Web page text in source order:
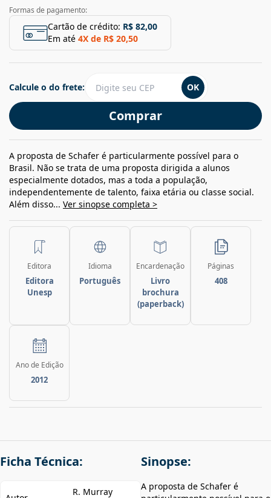
Formas de pagamento:
Cartão de crédito: R$ 82,00
Em até 4X de R$ 20,50
Comprar
Calcule o do frete: OK
A proposta de Schafer é particularmente possível para o
Brasil. Não se trata de uma proposta dirigida a alunos
especialmente dotados, mas a toda a população,
independentemente de talento, faixa etária ou classe social.
Além disso... Ver sinopse completa >
Editora
Editora
Unesp
Idioma
Português
Encardenação
Livro
brochura
(paperback)
Páginas
408
Ano de Edição
2012
Ficha Técnica:
R. Murray
Sinopse:
A proposta de Schafer é